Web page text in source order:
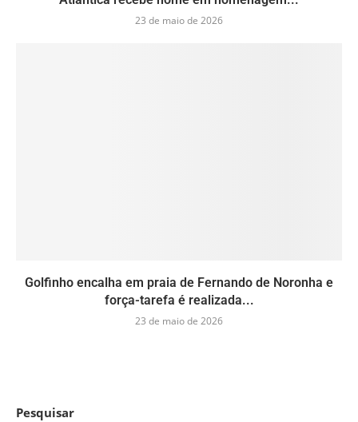
23 de maio de 2026
Golfinho encalha em praia de Fernando de Noronha e
força-tarefa é realizada...
23 de maio de 2026
Pesquisar